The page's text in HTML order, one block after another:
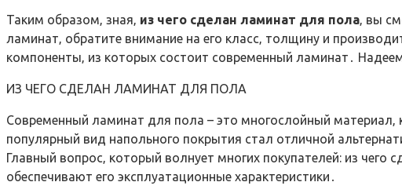
Таким образом‚ зная‚ из чего сделан ламинат для пола‚ вы
ламинат‚ обратите внимание на его класс‚ толщину и
компоненты‚ из которых состоит современный ламинат․
ИЗ ЧЕГО СДЕЛАН ЛАМИНАТ ДЛЯ ПОЛА
Современный ламинат для пола – это многослойный материал‚
популярный вид напольного покрытия стал отличной
Главный вопрос‚ который волнует многих покупателей: из чего
обеспечивают его эксплуатационные характеристики․